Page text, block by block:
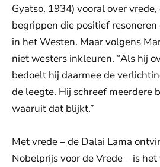
Gyatso, 1934) vooral over
begrippen die positief
in het Westen. Maar volgens
niet westers inkleuren. “Als hij
bedoelt hij daarmee de
de leegte. Hij schreef meerdere
waaruit dat blijkt.”
Met vrede – de Dalai Lama
Nobelprijs voor de Vrede – is